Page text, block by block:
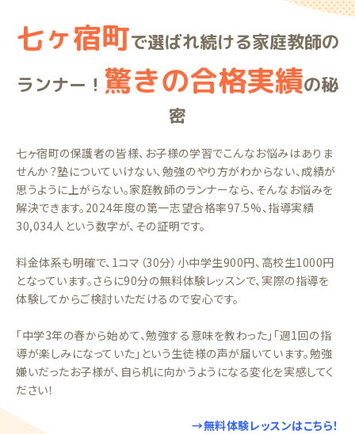
七ヶ宿町で選ばれ続ける家庭教師の
ランナー！ 驚きの合格実績の秘
密
七ヶ宿町の保護者の皆様、お子様の学習でこんなお悩みはありま
せんか？塾についていけない、勉強のやり方がわからない、成績が
思うように上がらない。家庭教師のランナーなら、そんなお悩みを
解決できます。2024年度の第一志望合格率97.5%、指導実績
30,034人という数字が、その証明です。
料金体系も明確で、1コマ（30分）小中学生900円、高校生1000円
となっています。さらに90分の無料体験レッスンで、実際の指導を
体験してからご検討いただけるので安心です。
「中学3年の春から始めて、勉強する意味を教わった」「週1回の指
導が楽しみになっていた」という生徒様の声が届いています。勉強
嫌いだったお子様が、自ら机に向かうようになる変化を実感してく
ださい！
→無料体験レッスンはこちら！